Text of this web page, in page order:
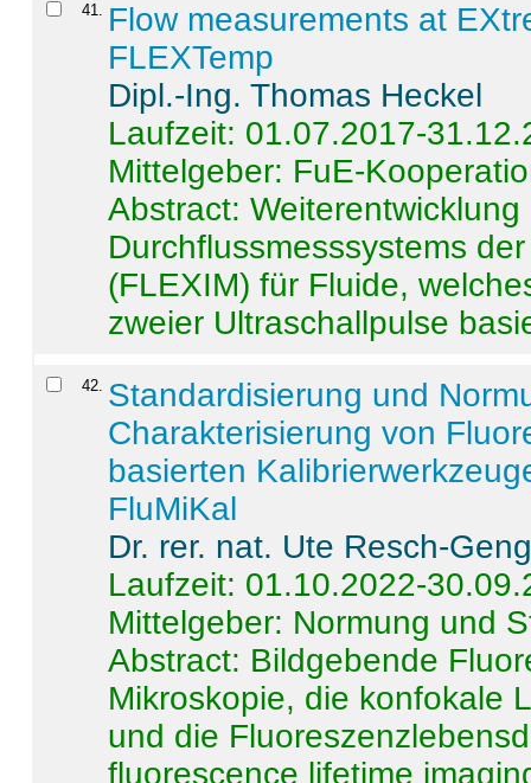
41. Flow measurements at
FLEXTemp
Dipl.-Ing. Thomas Heckel
Laufzeit: 01.07.2017-
Mittelgeber: FuE-
Abstract:
Durchflussmesssystems
(FLEXIM) für Fluide,
zweier Ultraschallpulse
42. Standardisierung und
Charakterisierung von
basierten
FluMiKal
Dr. rer. nat. Ute Resch-
Laufzeit: 01.10.2022-
Mittelgeber: Normung und
Abstract: Bildgebende
Mikroskopie, die konfokale
und die
fluorescence lifetime